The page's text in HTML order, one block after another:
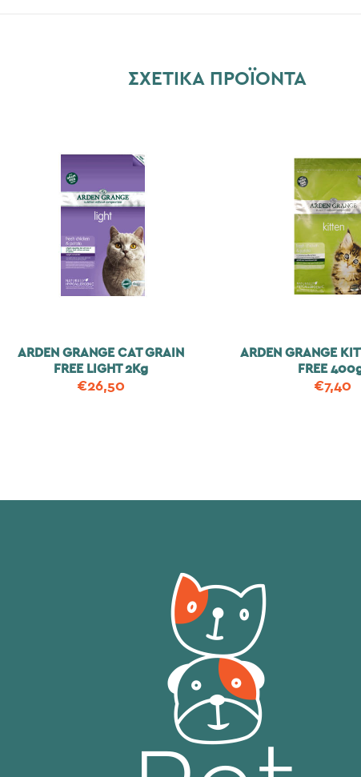
ΣΧΕΤΙΚΆ ΠΡΟΪΌΝΤΑ
ARDEN GRANGE CAT GRAIN
FREE LIGHT 2Kg
€26,50
ARDEN GRANGE
FREE
€7,40